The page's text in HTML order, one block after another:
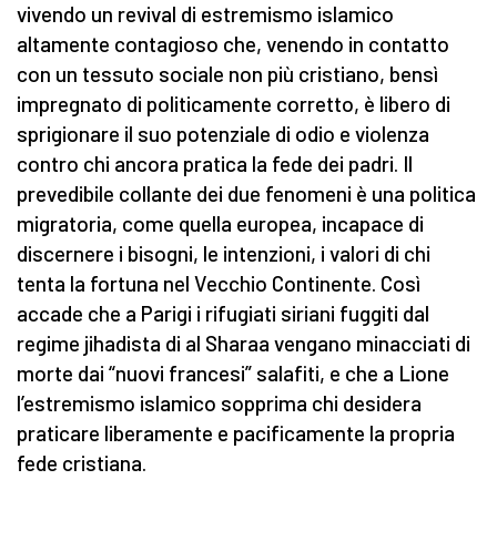
vivendo un revival di estremismo islamico
altamente contagioso che, venendo in contatto
con un tessuto sociale non più cristiano, bensì
impregnato di politicamente corretto, è libero di
sprigionare il suo potenziale di odio e violenza
contro chi ancora pratica la fede dei padri. Il
prevedibile collante dei due fenomeni è una politica
migratoria, come quella europea, incapace di
discernere i bisogni, le intenzioni, i valori di chi
tenta la fortuna nel Vecchio Continente. Così
accade che a Parigi i rifugiati siriani fuggiti dal
regime jihadista di al Sharaa vengano minacciati di
morte dai “nuovi francesi” salafiti, e che a Lione
l’estremismo islamico sopprima chi desidera
praticare liberamente e pacificamente la propria
fede cristiana.